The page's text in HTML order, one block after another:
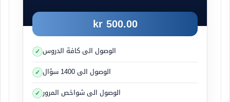
500.00 kr
الوصول الى كافة الدروس
الوصول الى 1400 سؤال
الوصول الى شواخص المرور